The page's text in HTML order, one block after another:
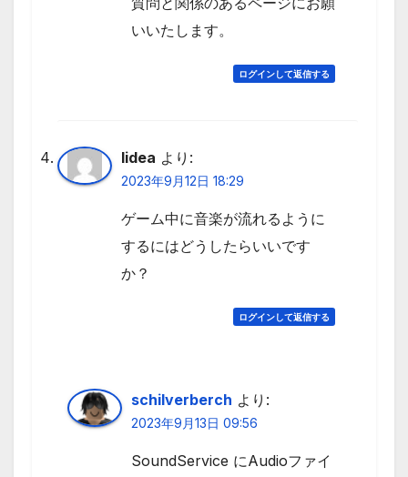
いいたします。
ログインして返信する
lidea より:
2023年9月12日 18:29
ゲーム中に音楽が流れるように
するにはどうしたらいいです
か？
ログインして返信する
schilverberch より:
2023年9月13日 09:56
SoundService にAudioファイ